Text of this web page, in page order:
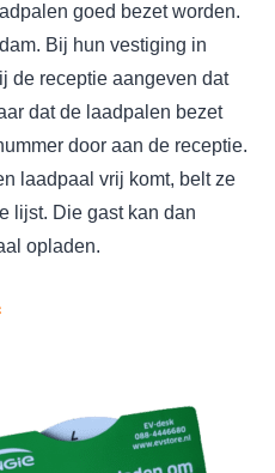
goed bezet worden.
Bij hun vestiging in
de receptie aangeven dat
dat de laadpalen bezet
door aan de receptie.
laadpaal vrij komt, belt ze
lijst. Die gast kan dan
opladen.